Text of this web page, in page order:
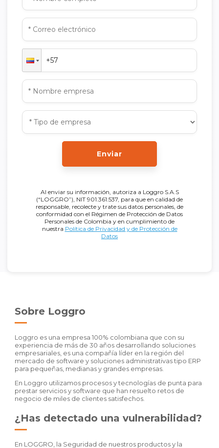
Enviar
Al enviar su información, autoriza a Loggro S.A.S
(“LOGGRO”), NIT 901.361.537, para que en calidad de
responsable, recolecte y trate sus datos personales, de
conformidad con el Régimen de Protección de Datos
Personales de Colombia y en cumplimiento de
nuestra Política de Privacidad y de Protección de
Datos
Sobre Loggro
Loggro es una empresa 100% colombiana que con su
experiencia de más de 30 años desarrollando soluciones
empresariales, es una compañía líder en la región del
mercado de software y soluciones administrativas tipo ERP
para pequeñas, medianas y grandes empresas.
En Loggro utilizamos procesos y tecnologías de punta para
prestar servicios y software que han resuelto retos de
negocio de miles de clientes satisfechos.
¿Has detectado una vulnerabilidad?
En LOGGRO, la Seguridad de nuestros productos y la